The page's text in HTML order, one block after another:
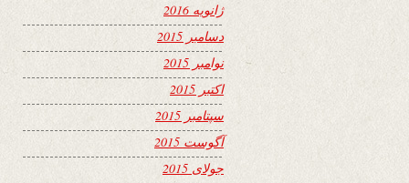
ژانویه 2016
دسامبر 2015
نوامبر 2015
اکتبر 2015
سپتامبر 2015
آگوست 2015
جولای 2015